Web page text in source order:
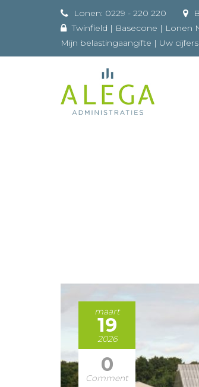
Lonen: 0229 - 220 220
Twinfield | Basecone | Lonen
Mijn belastingaangifte | Uw cijfers
maart
19
2026
0
Comment